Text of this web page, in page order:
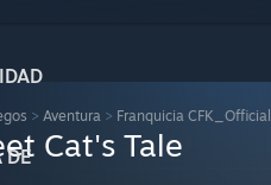
DE
> Aventura > Franquicia CFK_Official
Cat's Tale